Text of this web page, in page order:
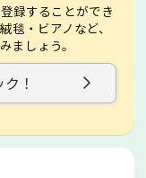
録することができ
毯・ビアノなど、
ましょう。
！